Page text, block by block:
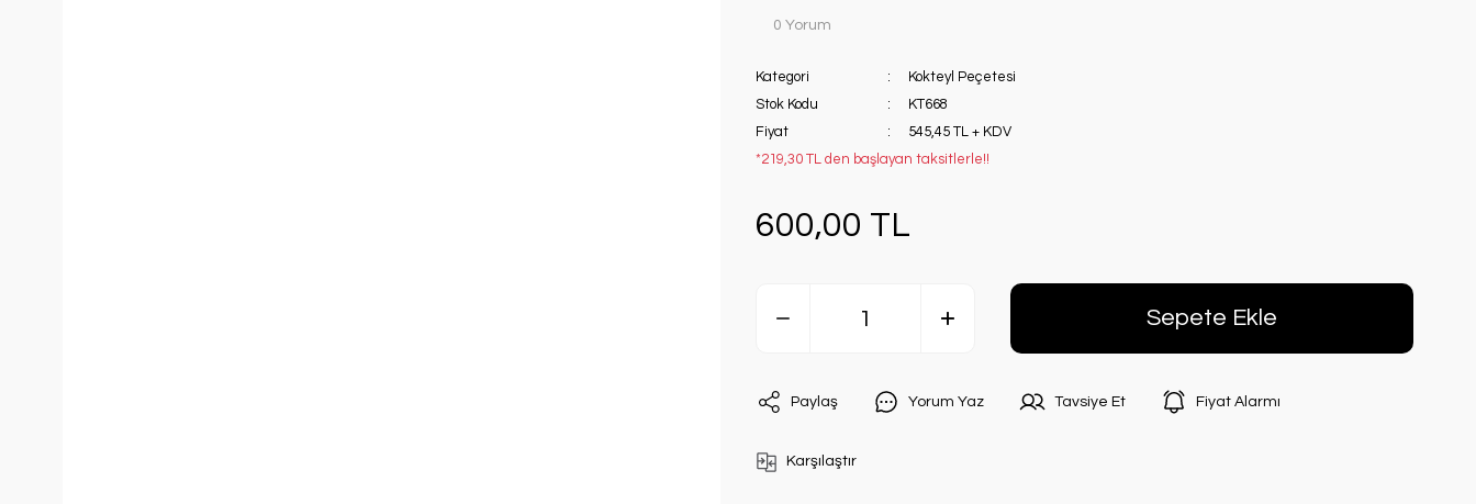
0 Yorum
Kategori
Kokteyl Peçetesi
Stok Kodu
KT668
Fiyat
545,45 TL + KDV
*219,30 TL den başlayan taksitlerle!!
600,00 TL
Sepete Ekle
Paylaş Yorum Yaz Tavsiye Et Fiyat Alarmı
Karşılaştır